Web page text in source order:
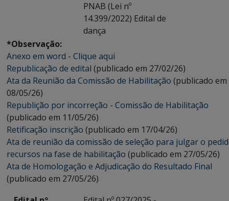
PNAB (Lei nº
14.399/2022) Edital de
dança
*Observação:
Anexo em word - Clique aqui
Republicação de edital (publicado em 27/02/26)
Ata da Reunião da Comissão de Habilitação (publicado em
08/05/26)
Republição por incorreção - Comissão de Habilitação
(publicado em 11/05/26)
Retificação inscrição (publicado em 17/04/26)
Ata de reunião da comissão de seleção para julgar o
recursos na fase de habilitação (publicado em 27/05/26)
Ata de Homologação e Adjudicação do Resultado Final
(publicado em 27/05/26)